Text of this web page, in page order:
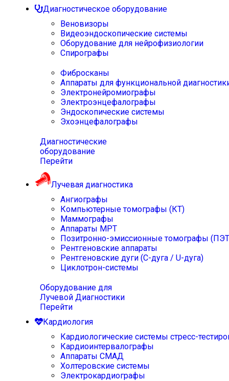
Диагностическое оборудование
Веновизоры
Видеоэндоскопические системы
Оборудование для нейрофизиологии
Спирографы
Фибросканы
Аппараты для функциональной
Электронейромиографы
Электроэнцефалографы
Эндоскопические системы
Эхоэнцефалографы
Диагностические
оборудование
Перейти
Лучевая диагностика
Ангиографы
Компьютерные томографы (КТ)
Маммографы
Аппараты МРТ
Позитронно-эмиссионные томографы
Рентгеновские аппараты
Рентгеновские дуги (С-дуга / U-дуга)
Циклотрон-системы
Оборудование для
Лучевой Диагностики
Перейти
Кардиология
Кардиологические системы стресс-
Кардиоинтервалографы
Аппараты СМАД
Холтеровские системы
Электрокардиографы